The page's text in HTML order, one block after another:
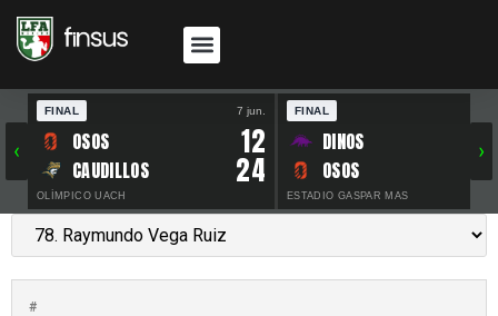
‹
FINAL 7 jun.
OSOS 12
CAUDILLOS 24
OLÍMPICO UACH
FINAL
DINOS
OSOS
ESTADIO GASPAR MAS
›
#